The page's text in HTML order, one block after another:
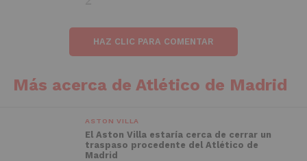
HAZ CLIC PARA COMENTAR
Más acerca de Atlético de Madrid
ASTON VILLA
El Aston Villa estaría cerca de cerrar un
traspaso procedente del Atlético de
Madrid